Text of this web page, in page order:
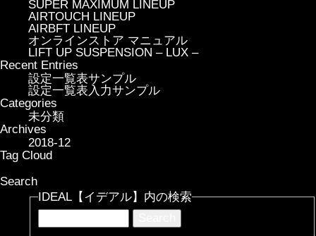
SUPER MAXIMUM LINEUP
AIRTOUCH LINEUP
AIRBFT LINEUP
オンラインストア マニュアル
LIFT UP SUSPENSION – LUX –
Recent Entries
設定一覧表サンプル
設定一覧表入力サンプル
Categories
未分類
Archives
2018-12
Tag Cloud
Search
IDEAL【イデアル】内の検索